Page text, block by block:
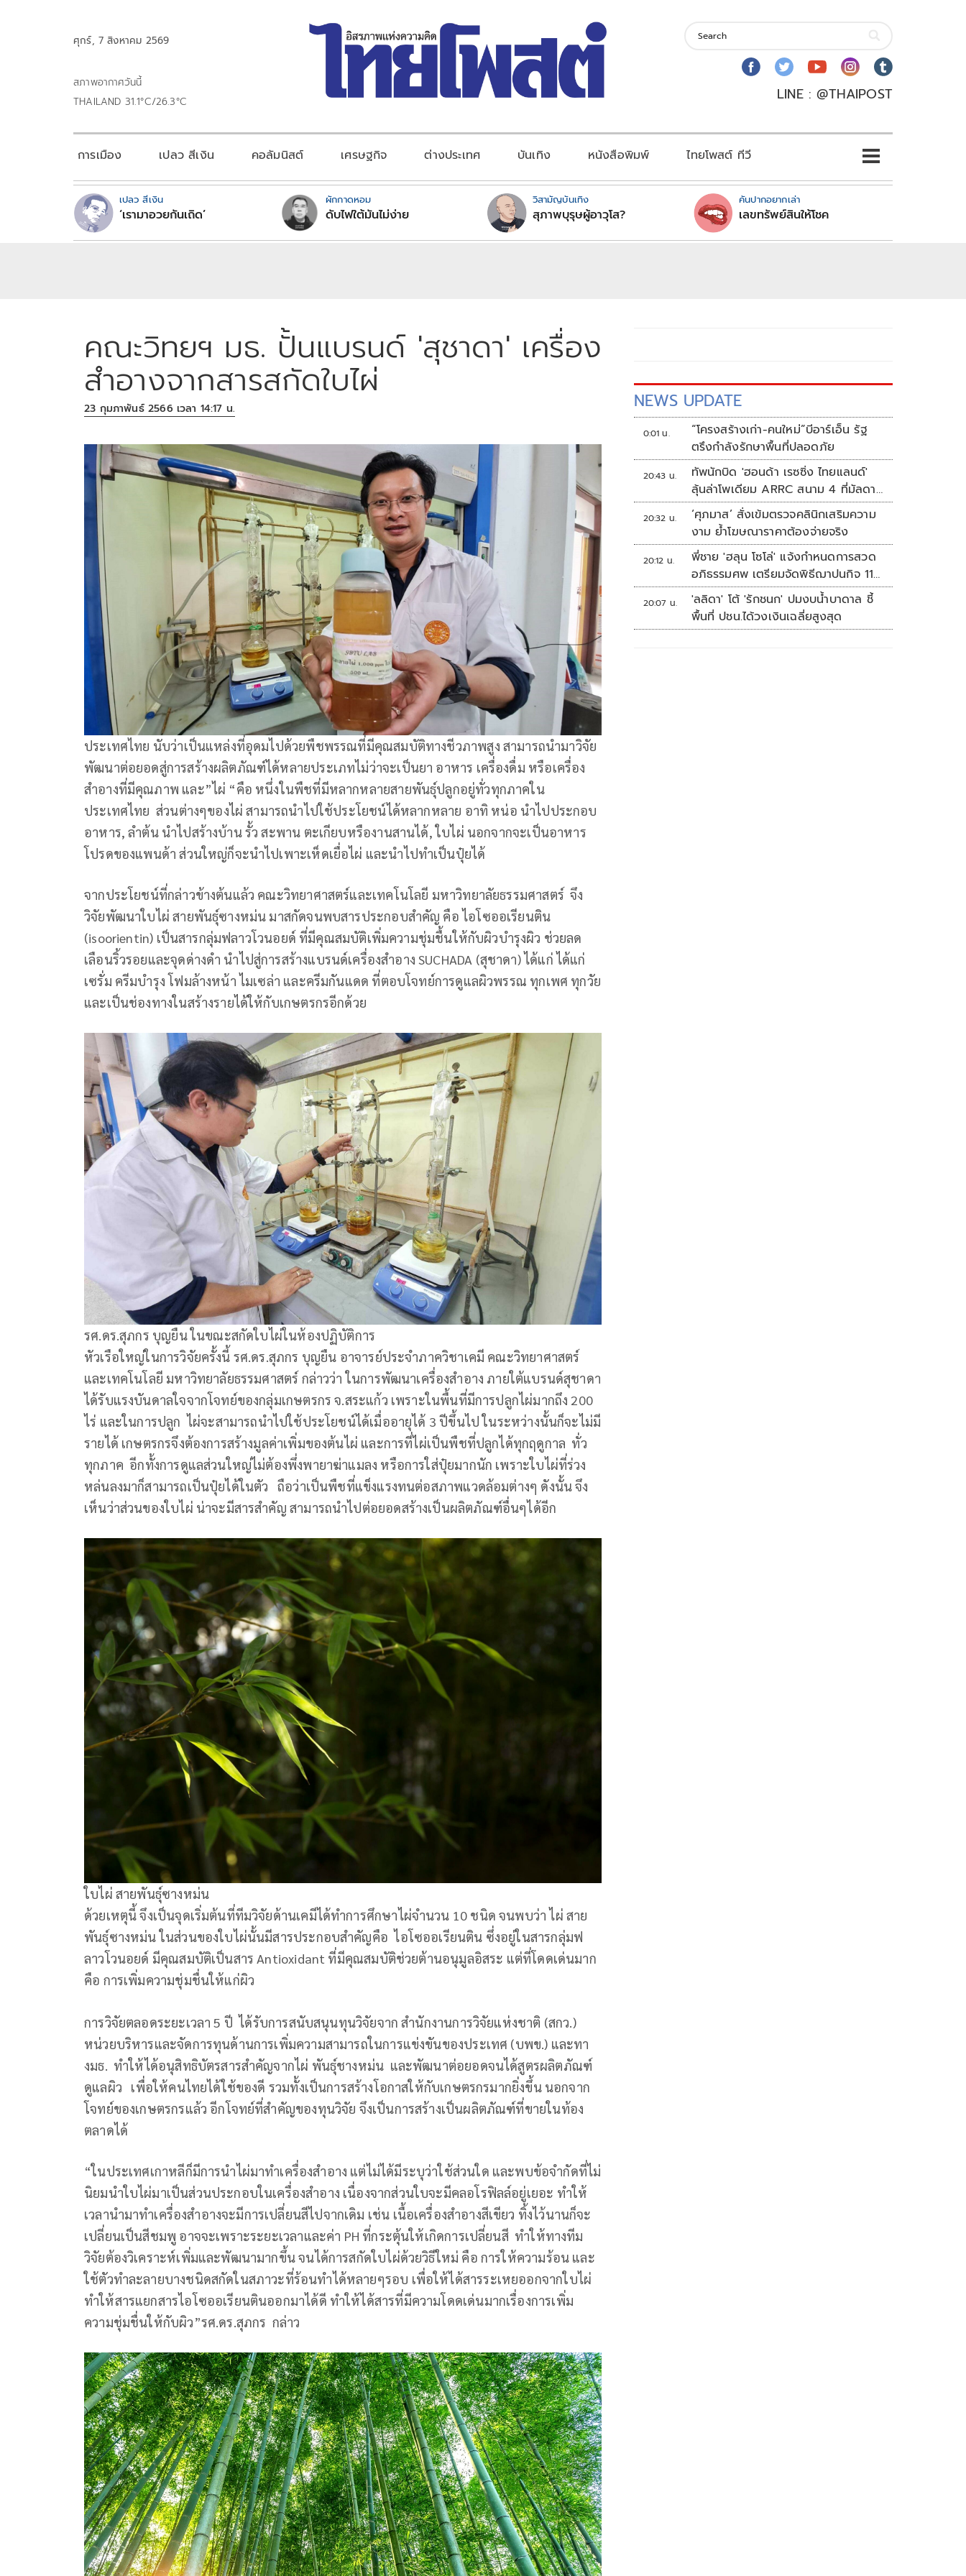
ศุกร์, 7 สิงหาคม 2569
สภาพอากาศวันนี้
THAILAND 31.1°C/26.3°C
LINE : @THAIPOST
การเมือง เปลว สีเงิน คอลัมนิสต์ เศรษฐกิจ ต่างประเทศ บันเทิง หนังสือพิมพ์ ไทยโพสต์ ทีวี
เปลว สีเงิน
‘เรามาอวยกันเถิด’
ผักกาดหอม
ดับไฟใต้มันไม่ง่าย
วิสามัญบันเทิง
สุภาพบุรุษผู้อาวุโส?
คันปากอยากเล่า
เลขทรัพย์สินให้โชค
คณะวิทยฯ มธ. ปั้นแบรนด์ 'สุชาดา' เครื่อง
สำอางจากสารสกัดใบไผ่
23 กุมภาพันธ์ 2566 เวลา 14:17 น.
ประเทศไทย นับว่าเป็นแหล่งที่อุดมไปด้วยพืชพรรณที่มีคุณสมบัติทางชีวภาพสูง สามารถนำมาวิจัย
พัฒนาต่อยอดสู่การสร้างผลิตภัณฑ์ได้หลายประเภทไม่ว่าจะเป็นยา อาหาร เครื่องดื่ม หรือเครื่อง
สำอางที่มีคุณภาพ และ”ไผ่ “คือ หนึ่งในพืชที่มีหลากหลายสายพันธุ์ปลูกอยู่ทั่วทุกภาคใน
ประเทศไทย ส่วนต่างๆของไผ่ สามารถนำไปใช้ประโยชน์ได้หลากหลาย อาทิ หน่อ นำไปประกอบ
อาหาร, ลำต้น นำไปสร้างบ้าน รั้ว สะพาน ตะเกียบหรืองานสานได้, ใบไผ่ นอกจากจะเป็นอาหาร
โปรดของแพนด้า ส่วนใหญ่ก็จะนำไปเพาะเห็ดเยื่อไผ่ และนำไปทำเป็นปุ๋ยได้
จากประโยชน์ที่กล่าวข้างต้นแล้ว คณะวิทยาศาสตร์และเทคโนโลยี มหาวิทยาลัยธรรมศาสตร์ จึง
วิจัยพัฒนาใบไผ่ สายพันธุ์ซางหม่น มาสกัดจนพบสารประกอบสำคัญ คือ ไอโซออเรียนติน
(isoorientin) เป็นสารกลุ่มฟลาวโวนอยด์ ที่มีคุณสมบัติเพิ่มความชุ่มชื้นให้กับผิวบำรุงผิว ช่วยลด
เลือนริ้วรอยและจุดด่างดำ นำไปสู่การสร้างแบรนด์เครื่องสำอาง SUCHADA (สุชาดา) ได้แก่ ได้แก่
เซรั่ม ครีมบำรุง โฟมล้างหน้า ไมเซล่า และครีมกันแดด ที่ตอบโจทย์การดูแลผิวพรรณ ทุกเพศ ทุกวัย
และเป็นช่องทางในสร้างรายได้ให้กับเกษตรกรอีกด้วย
รศ.ดร.สุภกร บุญยืน ในขณะสกัดใบไผ่ในห้องปฏิบัติการ
หัวเรือใหญ่ในการวิจัยครั้งนี้ รศ.ดร.สุภกร บุญยืน อาจารย์ประจำภาควิชาเคมี คณะวิทยาศาสตร์
และเทคโนโลยี มหาวิทยาลัยธรรมศาสตร์ กล่าวว่า ในการพัฒนาเครื่องสำอาง ภายใต้แบรนด์สุชาดา
ได้รับแรงบันดาลใจจากโจทย์ของกลุ่มเกษตรกร จ.สระแก้ว เพราะในพื้นที่มีการปลูกไผ่มากถึง 200
ไร่ และในการปลูก ไผ่จะสามารถนำไปใช้ประโยชน์ได้เมื่ออายุได้ 3 ปีขึ้นไป ในระหว่างนั้นก็จะไม่มี
รายได้ เกษตรกรจึงต้องการสร้างมูลค่าเพิ่มของต้นไผ่ และการที่ไผ่เป็นพืชที่ปลูกได้ทุกฤดูกาล ทั่ว
ทุกภาค อีกทั้งการดูแลส่วนใหญ่ไม่ต้องพึ่งพายาฆ่าแมลง หรือการใส่ปุ๋ยมากนัก เพราะใบไผ่ที่ร่วง
หล่นลงมาก็สามารถเป็นปุ๋ยได้ในตัว ถือว่าเป็นพืชที่แข็งแรงทนต่อสภาพแวดล้อมต่างๆ ดังนั้น จึง
เห็นว่าส่วนของใบไผ่ น่าจะมีสารสำคัญ สามารถนำไปต่อยอดสร้างเป็นผลิตภัณฑ์อื่นๆได้อีก
ใบไผ่ สายพันธุ์ซางหม่น
ด้วยเหตุนี้ จึงเป็นจุดเริ่มต้นที่ทีมวิจัยด้านเคมีได้ทำการศึกษาไผ่จำนวน 10 ชนิด จนพบว่า ไผ่ สาย
พันธุ์ซางหม่น ในส่วนของใบไผ่นั้นมีสารประกอบสำคัญคือ ไอโซออเรียนติน ซึ่งอยู่ในสารกลุ่มฟ
ลาวโวนอยด์ มีคุณสมบัติเป็นสาร Antioxidant ที่มีคุณสมบัติช่วยต้านอนุมูลอิสระ แต่ที่โดดเด่นมาก
คือ การเพิ่มความชุ่มชื่นให้แก่ผิว
การวิจัยตลอดระยะเวลา 5 ปี ได้รับการสนับสนุนทุนวิจัยจาก สำนักงานการวิจัยแห่งชาติ (สกว.)
หน่วยบริหารและจัดการทุนด้านการเพิ่มความสามารถในการแข่งขันของประเทศ (บพข.) และทา
งมธ. ทำให้ได้อนุสิทธิบัตรสารสำคัญจากไผ่ พันธุ์ชางหม่น และพัฒนาต่อยอดจนได้สูตรผลิตภัณฑ์
ดูแลผิว เพื่อให้คนไทยได้ใช้ของดี รวมทั้งเป็นการสร้างโอกาสให้กับเกษตรกรมากยิ่งขึ้น นอกจาก
โจทย์ของเกษตรกรแล้ว อีกโจทย์ที่สำคัญของทุนวิจัย จึงเป็นการสร้างเป็นผลิตภัณฑ์ที่ขายในท้อง
ตลาดได้
“ในประเทศเกาหลีก็มีการนำไผ่มาทำเครื่องสำอาง แต่ไม่ได้มีระบุว่าใช้ส่วนใด และพบข้อจำกัดที่ไม่
นิยมนำใบไผ่มาเป็นส่วนประกอบในเครื่องสำอาง เนื่องจากส่วนใบจะมีคลอโรฟิลล์อยู่เยอะ ทำให้
เวลานำมาทำเครื่องสำอางจะมีการเปลี่ยนสีไปจากเดิม เช่น เนื้อเครื่องสำอางสีเขียว ทิ้งไว้นานก็จะ
เปลี่ยนเป็นสีชมพู อาจจะเพราะระยะเวลาและค่า PH ที่กระตุ้นให้เกิดการเปลี่ยนสี ทำให้ทางทีม
วิจัยต้องวิเคราะห์เพิ่มและพัฒนามากขึ้น จนได้การสกัดใบไผ่ด้วยวิธีใหม่ คือ การให้ความร้อน และ
ใช้ตัวทำละลายบางชนิดสกัดในสภาวะที่ร้อนทำได้หลายๆรอบ เพื่อให้ได้สารระเหยออกจากใบไผ่
ทำให้สารแยกสารไอโซออเรียนตินออกมาได้ดี ทำให้ได้สารที่มีความโดดเด่นมากเรื่องการเพิ่ม
ความชุ่มชื่นให้กับผิว”รศ.ดร.สุภกร กล่าว
NEWS UPDATE
0:01 น.
“โครงสร้างเก่า-คนใหม่”บีอาร์เอ็น รัฐ
ตรึงกำลังรักษาพื้นที่ปลอดภัย
20:43 น.
ทัพนักบิด 'ฮอนด้า เรซซิ่ง ไทยแลนด์'
ลุ้นล่าโพเดียม ARRC สนาม 4 ที่มัลดาลิ
กา
20:32 น.
‘ศุภมาส’ สั่งเข้มตรวจคลินิกเสริมความ
งาม ย้ำโฆษณาราคาต้องจ่ายจริง
20:12 น.
พี่ชาย 'ฮลุน โซโล่' แจ้งกำหนดการสวด
อภิธรรมศพ เตรียมจัดพิธีฌาปนกิจ 11
ส.ค.
20:07 น.
'ลลิดา' โต้ 'รักชนก' ปมงบน้ำบาดาล ชี้
พื้นที่ ปชน.ได้วงเงินเฉลี่ยสูงสุด